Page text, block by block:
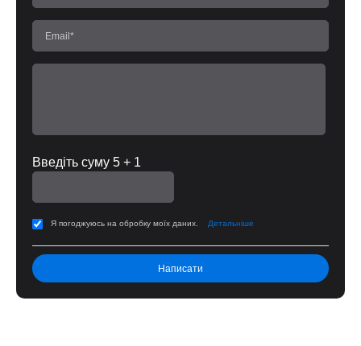
Введіть суму 5 + 1
Я погоджуюсь на обробку моїх даних. Детальніше